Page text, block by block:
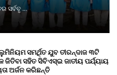
ସର୍ବବୃ ...
ସମର୍ଥିତ ଯୁବ ତୀରନ୍ଦାଜ ୩ଟି
ଜିତିବା ସହିତ ସିବିଏସ୍ଇ ଜାତୀୟ ପର୍ଯ୍ୟାୟ
ଅର୍ଜନ କରିଛନ୍ତି